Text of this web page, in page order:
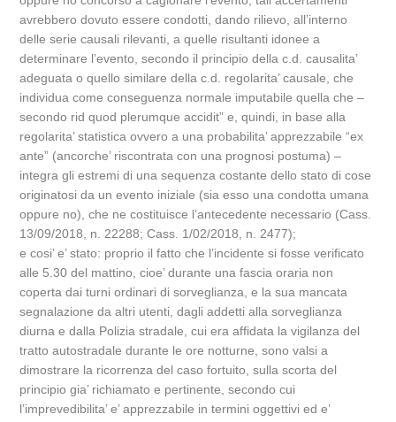
avrebbero dovuto essere condotti, dando rilievo, all’interno
delle serie causali rilevanti, a quelle risultanti idonee a
determinare l’evento, secondo il principio della c.d. causalita’
adeguata o quello similare della c.d. regolarita’ causale, che
individua come conseguenza normale imputabile quella che –
secondo rid quod plerumque accidit” e, quindi, in base alla
regolarita’ statistica ovvero a una probabilita’ apprezzabile “ex
ante” (ancorche’ riscontrata con una prognosi postuma) –
integra gli estremi di una sequenza costante dello stato di cose
originatosi da un evento iniziale (sia esso una condotta umana
oppure no), che ne costituisce l’antecedente necessario (Cass.
13/09/2018, n. 22288; Cass. 1/02/2018, n. 2477);
e cosi’ e’ stato: proprio il fatto che l’incidente si fosse verificato
alle 5.30 del mattino, cioe’ durante una fascia oraria non
coperta dai turni ordinari di sorveglianza, e la sua mancata
segnalazione da altri utenti, dagli addetti alla sorveglianza
diurna e dalla Polizia stradale, cui era affidata la vigilanza del
tratto autostradale durante le ore notturne, sono valsi a
dimostrare la ricorrenza del caso fortuito, sulla scorta del
principio gia’ richiamato e pertinente, secondo cui
l’imprevedibilita’ e’ apprezzabile in termini oggettivi ed e’